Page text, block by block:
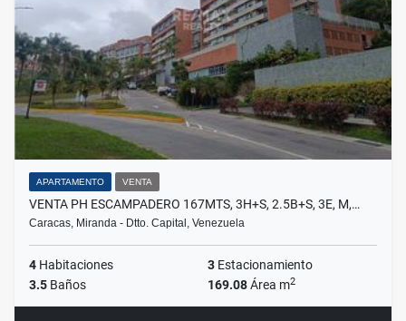
APARTAMENTO VENTA
VENTA PH ESCAMPADERO 167MTS, 3H+S, 2.5B+S, 3E, M,…
Caracas, Miranda - Dtto. Capital, Venezuela
4 Habitaciones 3 Estacionamiento
3.5 Baños 169.08Área m2